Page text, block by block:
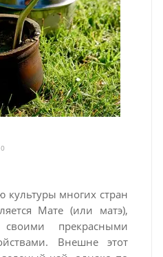
культуры многих стран
Мате(или матэ),
прекрасными
Внешне этот